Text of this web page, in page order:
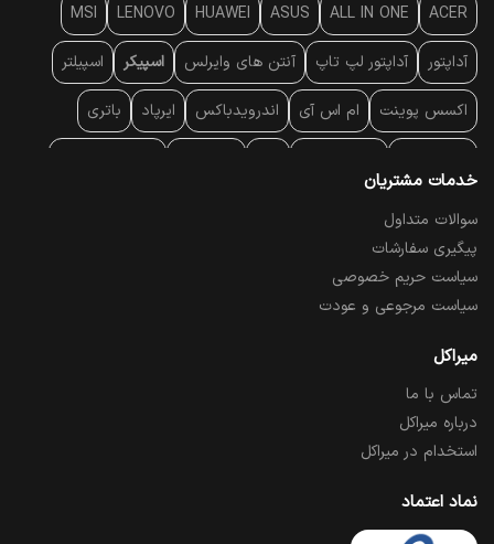
ACER
ALL IN ONE
ASUS
HUAWEI
LENOVO
MSI
آداپتور آداپتور لپ تاپ آنتن‌ های وایرلس اسپیکر اسپیلتر
اکسس پوینت ام اس آی اندرویدباکس ایرپاد باتری
پایه سقفی
پرده نمایش
تبلت و موبایل تجهیزات پسیو شبکه
تلویزیون
درایو نوری
دستگاه ضبط تصاویر
رم کامپیوتر
خدمات مشتریان
سوالات متداول
پیگیری سفارشات
سیاست حریم خصوصی
سیاست مرجوعی و عودت
میراکل
تماس با ما
درباره میراکل
استخدام در میراکل
نماد اعتماد